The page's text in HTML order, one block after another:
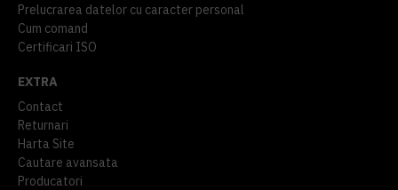
Prelucrarea datelor cu caracter personal
Cum comand
Certificari ISO
EXTRA
Contact
Returnari
Harta Site
Cautare avansata
Producatori